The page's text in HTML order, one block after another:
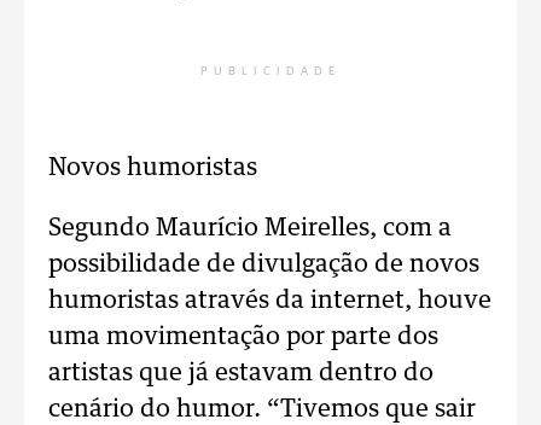
PUBLICIDADE
Novos humoristas
Segundo Maurício Meirelles, com a
possibilidade de divulgação de novos
humoristas através da internet, houve
uma movimentação por parte dos
artistas que já estavam dentro do
cenário do humor. “Tivemos que sair